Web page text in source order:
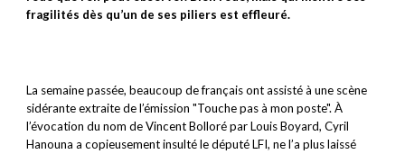
fragilités dès qu’un de ses piliers est effleuré.
La semaine passée, beaucoup de français ont assisté à une scène
sidérante extraite de l’émission "Touche pas à mon poste".À
l’évocation du nom de Vincent Bolloré par Louis Boyard, Cyril
Hanouna a copieusement insulté le député LFI, ne l’a plus laissé